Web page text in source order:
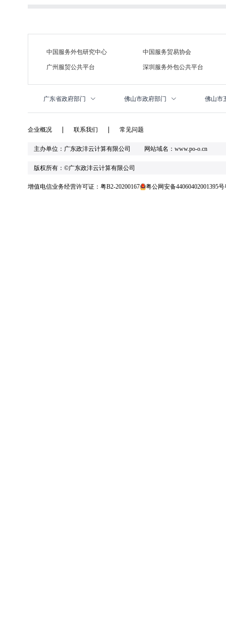
中国服务外包研究中心
广州服贸公共平台
中国服务贸易协会
深圳服务外包公共平台
广东省政府部门 佛山市政府部门 佛山市
企业概况 联系我们 常见问题
主办单位：广东政沣云计算有限公司 网站域名：www.po-o.cn
版权所有：©广东政沣云计算有限公司
增值电信业务经营许可证：粤B2-20200167 粤公网安备44060402001395号